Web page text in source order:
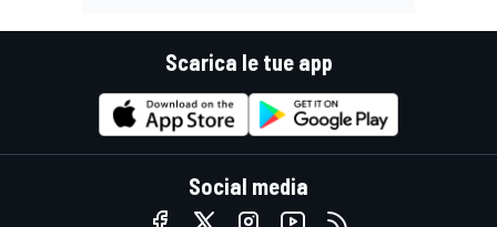
Scarica le tue app
Social media